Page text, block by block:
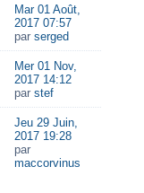
Mar 01 Août,
2017 07:57
par serged
Mer 01 Nov,
2017 14:12
par stef
Jeu 29 Juin,
2017 19:28
par
maccorvinus